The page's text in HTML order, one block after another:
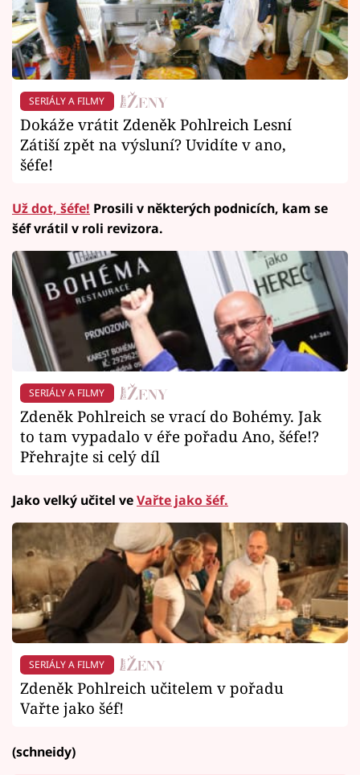
SERIÁLY A FILMY
Dokáže vrátit Zdeněk Pohlreich Lesní
Zátiší zpět na výsluní? Uvidíte v ano,
šéfe!
Už dot, šéfe! Prosili v některých podnicích, kam se
šéf vrátil v roli revizora.
SERIÁLY A FILMY
Zdeněk Pohlreich se vrací do Bohémy. Jak
to tam vypadalo v éře pořadu Ano, šéfe!?
Přehrajte si celý díl
Jako velký učitel veVařte jako šéf.
SERIÁLY A FILMY
Zdeněk Pohlreich učitelem v pořadu
Vařte jako šéf!
(schneidy)